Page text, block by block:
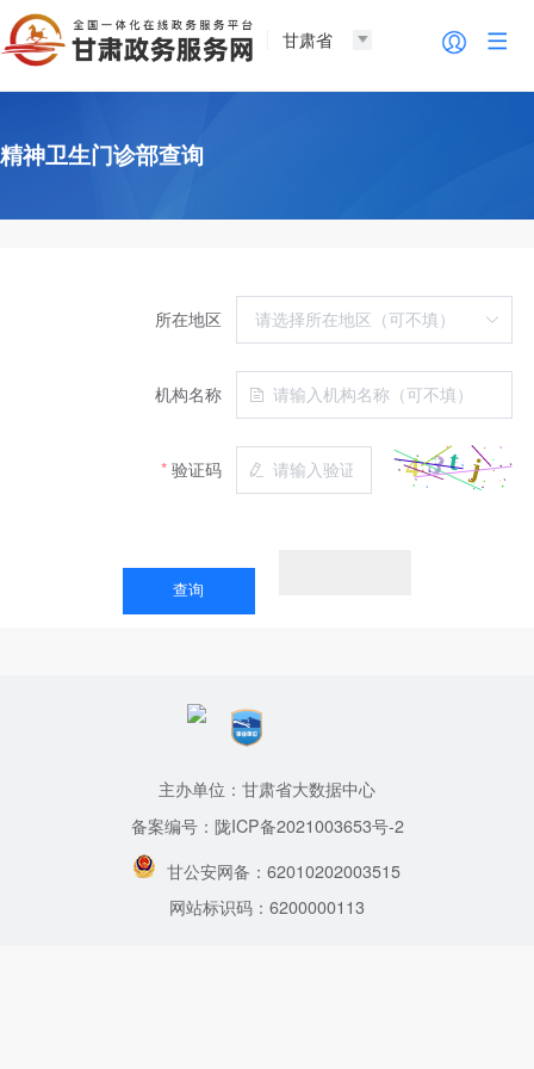
甘肃省
精神卫生门诊部查询
所在地区
机构名称
验证码
主办单位：甘肃省大数据中心
备案编号：陇ICP备2021003653号-2
甘公安网备：62010202003515
网站标识码：6200000113